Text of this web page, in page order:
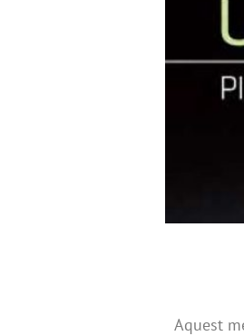
Aquest